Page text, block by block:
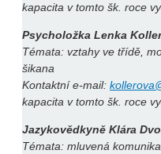
kapacita v tomto šk. roce
Psycholožka Lenka
Témata: vztahy ve třídě,
šikana
Kontaktní e-mail:
kapacita v tomto šk. roce
Jazykovědkyně Klára
Témata: mluvená